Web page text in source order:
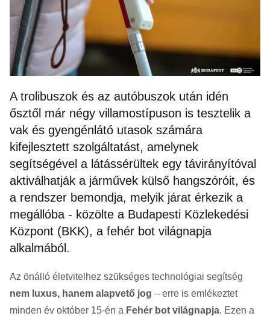
A trolibuszok és az autóbuszok után idén
ősztől már négy villamostípuson is tesztelik a
vak és gyengénlátó utasok számára
kifejlesztett szolgáltatást, amelynek
segítségével a látássérültek egy távirányítóval
aktiválhatják a járművek külső hangszóróit, és
a rendszer bemondja, melyik járat érkezik a
megállóba - közölte a Budapesti Közlekedési
Központ (BKK), a fehér bot világnapja
alkalmából.
Az önálló életvitelhez szükséges technológiai segítség
nem luxus, hanem alapvető jog – erre is emlékeztet
minden év október 15-én a Fehér bot világnapja. Ezen a